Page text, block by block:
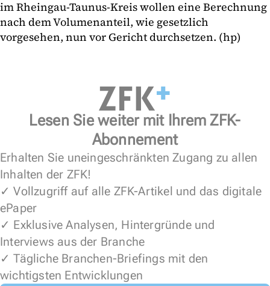
im Rheingau-Taunus-Kreis wollen eine Berechnung
nach dem Volumenanteil, wie gesetzlich
vorgesehen, nun vor Gericht durchsetzen. (hp)
Lesen Sie weiter mit Ihrem ZFK-
Abonnement
Erhalten Sie uneingeschränkten Zugang zu allen
Inhalten der ZFK!
✓ Vollzugriff auf alle ZFK-Artikel und das digitale
ePaper
✓ Exklusive Analysen, Hintergründe und
Interviews aus der Branche
✓ Tägliche Branchen-Briefings mit den
wichtigsten Entwicklungen